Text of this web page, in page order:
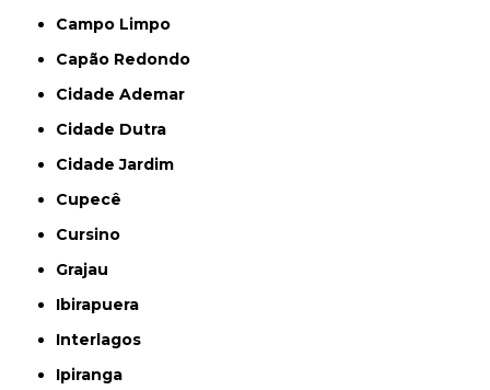
Campo Limpo
Capão Redondo
Cidade Ademar
Cidade Dutra
Cidade Jardim
Cupecê
Cursino
Grajau
Ibirapuera
Interlagos
Ipiranga